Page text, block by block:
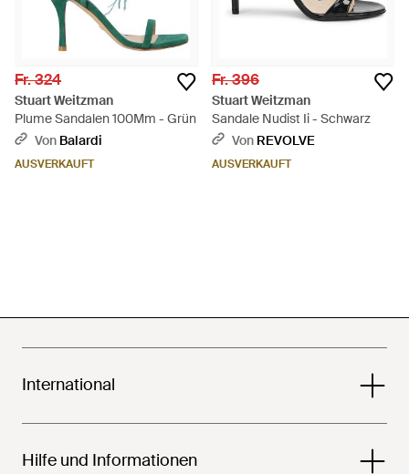
Fr. 324
Stuart Weitzman
Plume Sandalen 100Mm - Grün
Von Balardi
AUSVERKAUFT
Fr. 396
Stuart Weitzman
Sandale Nudist Ii - Schwarz
Von REVOLVE
AUSVERKAUFT
International
Hilfe und Informationen